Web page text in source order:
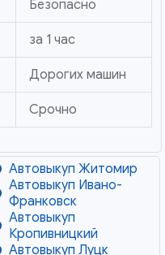
Безопасно
за 1 час
Дорогих машин
Срочно
Автовыкуп Житомир
Автовыкуп Ивано-
Франковск
Автовыкуп
Кропивницкий
Автовыкуп Луцк